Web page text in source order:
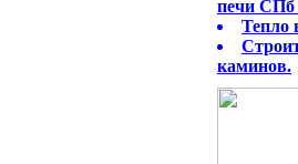
печи СПб
Тепло
каминов.